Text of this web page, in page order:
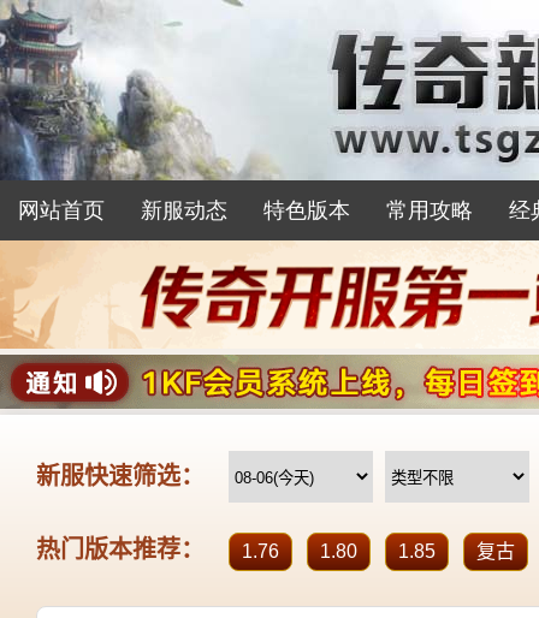
网站首页 新服动态 特色版本 常用攻略 经